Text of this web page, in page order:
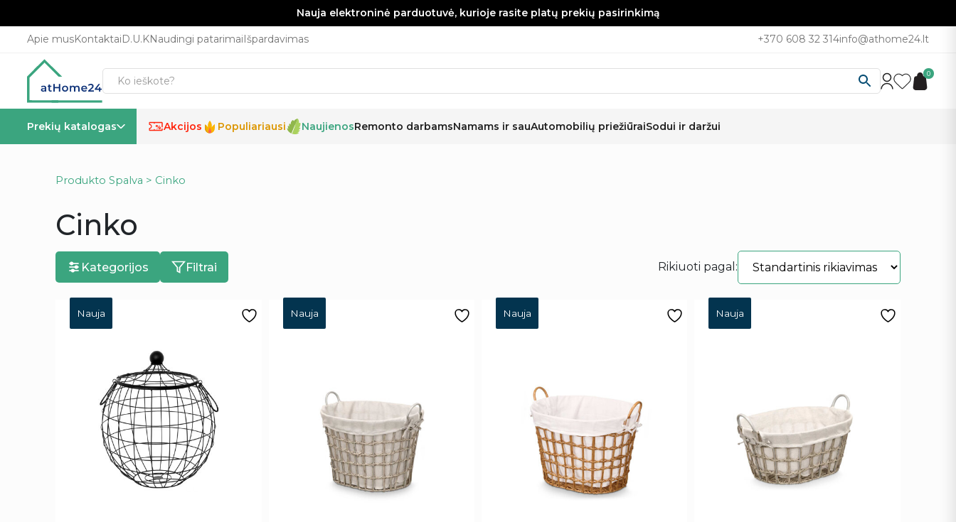
Nauja elektroninė parduotuvė, kurioje rasite platų prekių pasirinkimą
Apie musKontaktaiD.U.KNaudingi patarimaiIšpardavimas +370 608 32 314info@athome24.lt
0
Prekių katalogas % Akcijos Populiariausi NaujienosRemonto darbamsNamams ir sauAutomobilių priežiūraiSodui ir daržui
Produkto Spalva > Cinko
Cinko
Kategorijos Filtrai Rikiuoti pagal:
Nauja Nauja Nauja Nauja